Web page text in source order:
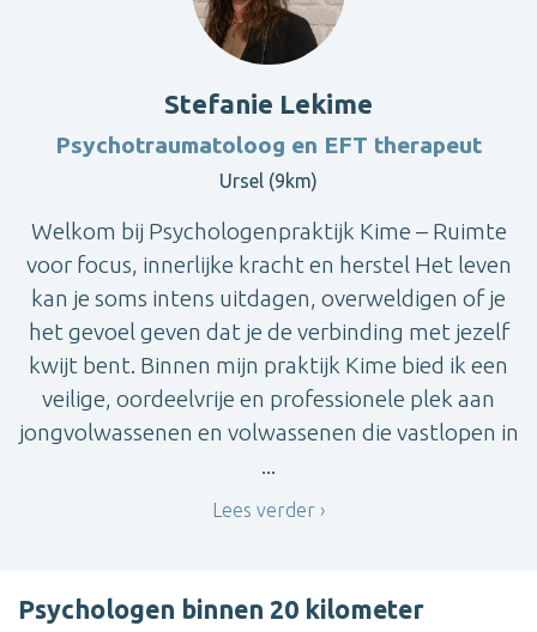
Stefanie Lekime
Psychotraumatoloog en EFT therapeut
Ursel (9km)
Welkom bij Psychologenpraktijk Kime – Ruimte
voor focus, innerlijke kracht en herstel Het leven
kan je soms intens uitdagen, overweldigen of je
het gevoel geven dat je de verbinding met jezelf
kwijt bent. Binnen mijn praktijk Kime bied ik een
veilige, oordeelvrije en professionele plek aan
jongvolwassenen en volwassenen die vastlopen in
...
Lees verder
Psychologen binnen 20 kilometer